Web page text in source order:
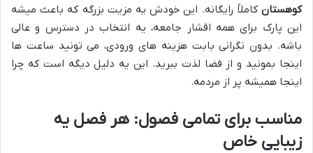
کوهستان کاملاً رایگانه. این خودش یه مزیت بزرگه که باعث میشه
این پارک برای همه اقشار جامعه، یه انتخاب در دسترس و عالی
باشه. بدون نگرانی بابت هزینه های ورودی، می تونید ساعت ها
اینجا بمونید و از فضا لذت ببرید. این یه دلیل دیگه است که چرا
اینجا همیشه پر از مردمه.
مناسب برای تمامی فصول: هر فصل یه
زیبایی خاص